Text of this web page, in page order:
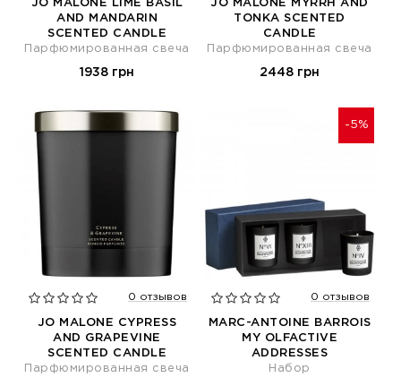
JO MALONE LIME BASIL
AND MANDARIN
SCENTED CANDLE
Парфюмированная свеча
1938 грн
JO MALONE MYRRH AND
TONKA SCENTED
CANDLE
Парфюмированная свеча
2448 грн
0 отзывов
JO MALONE CYPRESS
AND GRAPEVINE
SCENTED CANDLE
Парфюмированная свеча
-5%
0 отзывов
MARC-ANTOINE BARROIS
MY OLFACTIVE
ADDRESSES
Набор